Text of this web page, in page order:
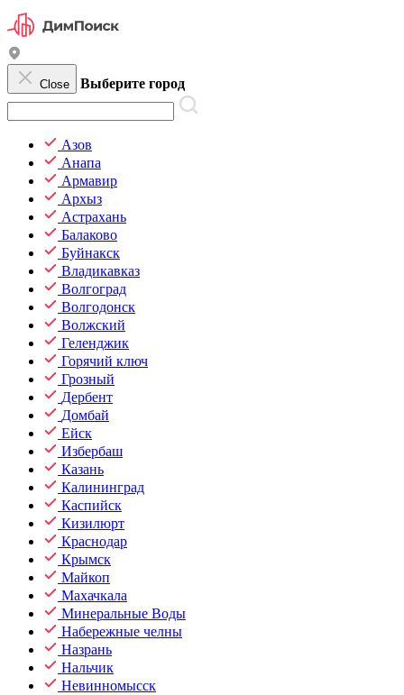
Close Выберите город
Азов
Анапа
Армавир
Архыз
Астрахань
Балаково
Буйнакск
Владикавказ
Волгоград
Волгодонск
Волжский
Геленджик
Горячий ключ
Грозный
Дербент
Домбай
Ейск
Избербаш
Казань
Калининград
Каспийск
Кизилюрт
Краснодар
Крымск
Майкоп
Махачкала
Минеральные Воды
Набережные челны
Назрань
Нальчик
Невинномысск